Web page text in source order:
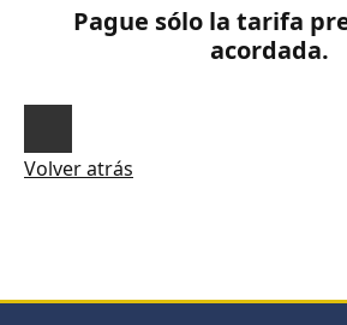
Pague sólo la tarifa
acordada.
Volver atrás